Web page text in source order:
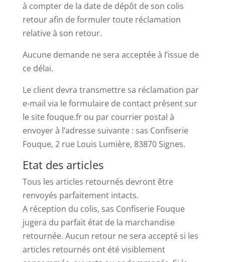
à compter de la date de dépôt de son colis
retour afin de formuler toute réclamation
relative à son retour.
Aucune demande ne sera acceptée à l’issue de
ce délai.
Le client devra transmettre sa réclamation par
e-mail via le formulaire de contact présent sur
le site fouque.fr ou par courrier postal à
envoyer à l’adresse suivante : sas Confiserie
Fouque, 2 rue Louis Lumière, 83870 Signes.
Etat des articles
Tous les articles retournés devront être
renvoyés parfaitement intacts.
A réception du colis, sas Confiserie Fouque
jugera du parfait état de la marchandise
retournée. Aucun retour ne sera accepté si les
articles retournés ont été visiblement